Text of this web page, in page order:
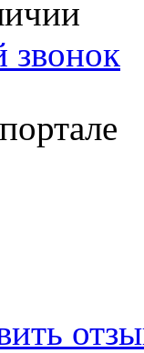
звонок